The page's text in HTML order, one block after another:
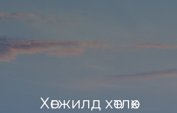
Хөгжилд хөтлөх